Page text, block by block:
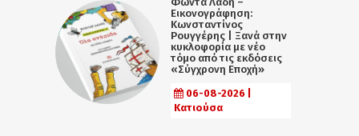
Εικονογράφηση:
Κωνσταντίνος
Ρουγγέρης | Ξανά στην
κυκλοφορία με νέο
τόμο από τις εκδόσεις
«Σύγχρονη Εποχή»
06-08-2026 |
Κατιούσα